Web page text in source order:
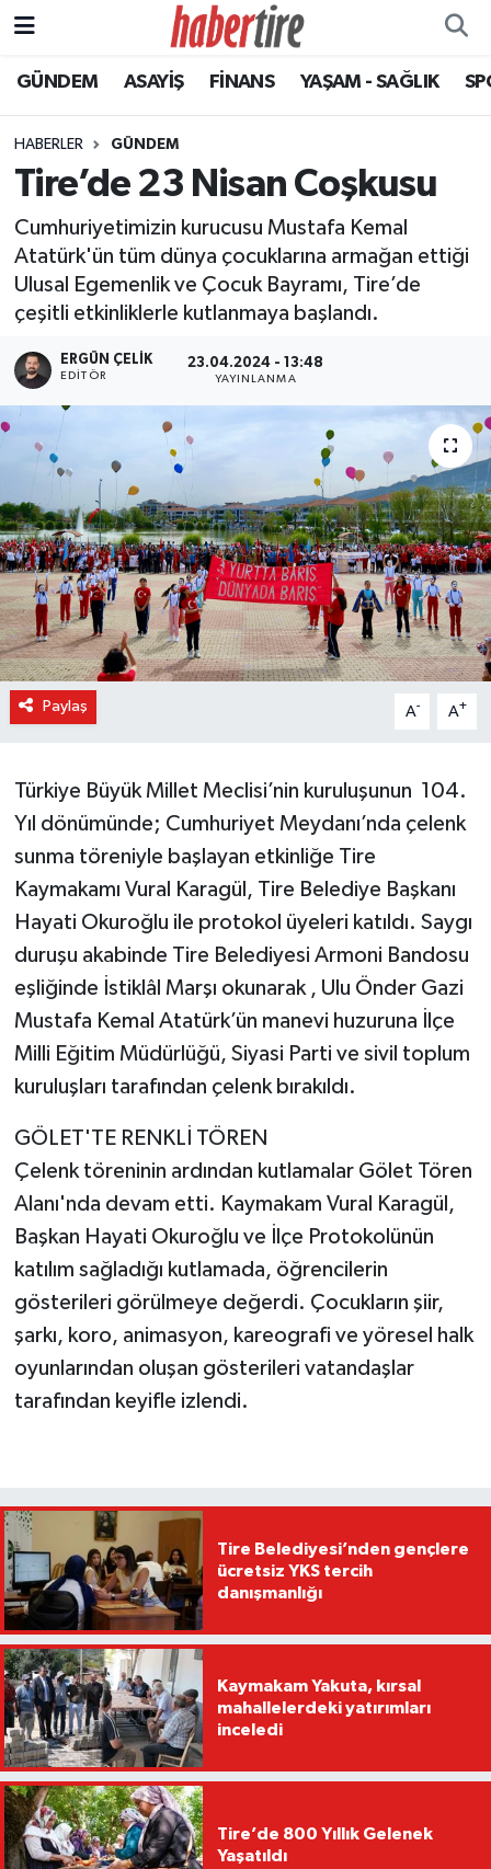
GÜNDEM ASAYİŞ FİNANS YAŞAM - SAĞLIK
HABERLER GÜNDEM
Tire’de 23 Nisan Coşkusu
Cumhuriyetimizin kurucusu Mustafa Kemal
Atatürk'ün tüm dünya çocuklarına armağan ettiği
Ulusal Egemenlik ve Çocuk Bayramı, Tire’de
çeşitli etkinliklerle kutlanmaya başlandı.
ERGÜN ÇELIK
EDITÖR
23.04.2024 - 13:48
YAYINLANMA
Paylaş A- A+
Türkiye Büyük Millet Meclisi’nin kuruluşunun 104.
Yıl dönümünde; Cumhuriyet Meydanı’nda çelenk
sunma töreniyle başlayan etkinliğe Tire
Kaymakamı Vural Karagül, Tire Belediye Başkanı
Hayati Okuroğlu ile protokol üyeleri katıldı. Saygı
duruşu akabinde Tire Belediyesi Armoni Bandosu
eşliğinde İstiklâl Marşı okunarak , Ulu Önder Gazi
Mustafa Kemal Atatürk’ün manevi huzuruna İlçe
Milli Eğitim Müdürlüğü, Siyasi Parti ve sivil toplum
kuruluşları tarafından çelenk bırakıldı.
GÖLET'TE RENKLİ TÖREN
Çelenk töreninin ardından kutlamalar Gölet Tören
Alanı'nda devam etti. Kaymakam Vural Karagül,
Başkan Hayati Okuroğlu ve İlçe Protokolünün
katılım sağladığı kutlamada, öğrencilerin
gösterileri görülmeye değerdi. Çocukların şiir,
şarkı, koro, animasyon, kareografi ve yöresel halk
oyunlarından oluşan gösterileri vatandaşlar
tarafından keyifle izlendi.
Tire Belediyesi’nden gençlere
ücretsiz YKS tercih
danışmanlığı
Kaymakam Yakuta, kırsal
mahallelerdeki yatırımları
inceledi
Tire’de 800 Yıllık Gelenek
Yaşatıldı
Tire Nöbetçi Eczaneler
Tire Hava Durumu
Tire Trafik Yoğunluk Haritası
Süper Lig Puan Durumu ve Fikstür
Tüm Manşetler
Son Dakika Haberleri
Haber Arşivi